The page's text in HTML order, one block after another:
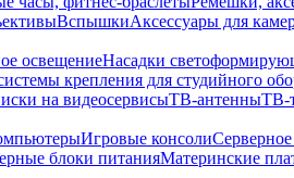
ВспышкиАксессуары для
освещениеНасадки
крепления для студийного
на видеосервисыТВ-антенныТВ-
Игровые консоли
блоки питанияМатеринские